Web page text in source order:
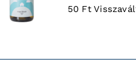
50 Ft